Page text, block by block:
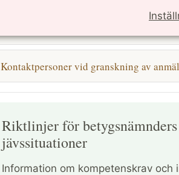
Kontaktpersoner vid granskning av
Riktlinjer för
jävssituationer
Information om kompetenskrav